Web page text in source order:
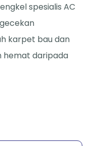
spesialis AC
karpet bau dan
hemat daripada